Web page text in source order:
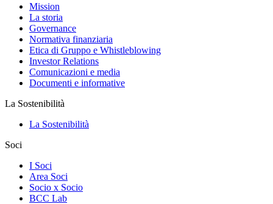
Mission
La storia
Governance
Normativa finanziaria
Etica di Gruppo e Whistleblowing
Investor Relations
Comunicazioni e media
Documenti e informative
La Sostenibilità
La Sostenibilità
Soci
I Soci
Area Soci
Socio x Socio
BCC Lab